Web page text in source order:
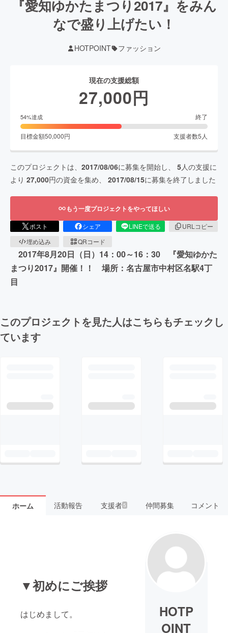
『愛知ゆかたまつり2017』をみん
なで盛り上げたい！
HOTPOINT ファッション
現在の支援総額
27,000円
54%達成 終了
目標金額50,000円 支援者数5 人
このプロジェクトは、 2017/08/06に募集を開始し、 5人の支援に
より 27,000円の資金を集め、 2017/08/15に募集を終了しました
もう一度プロジェクトをやってほしい
ポスト シェア LINEで送る
URLコピー
埋め込み
QRコード
2017年8月20日（日）14：00～16：30 『愛知ゆかた
まつり2017』開催！！ 場所：名古屋市中村区名駅4丁
目
このプロジェクトを見た人はこちらもチェックし
ています
ホーム 活動報告 支援者5 仲間募集 コメント
▼初めにご挨拶
はじめまして。
HOTP
OINT